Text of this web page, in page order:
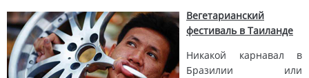
Вегетарианский
фестиваль в Таиланде
Никакой карнавал в
Бразилии или